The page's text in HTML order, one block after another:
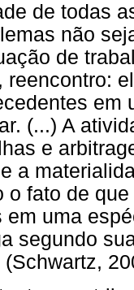
de todas
não
de
reencontro:
em
(...) A
e
a
o fato de
em uma
segundo